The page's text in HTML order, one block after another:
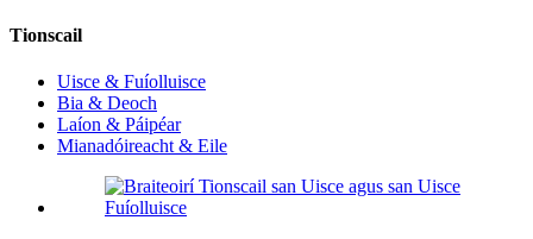
Tionscail
Uisce & Fuíolluisce
Bia & Deoch
Laíon & Páipéar
Mianadóireacht & Eile